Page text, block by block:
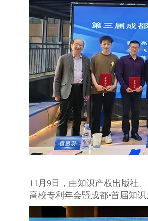
11月9日，由知识产权出版社
高校专利年会暨成都•首届知